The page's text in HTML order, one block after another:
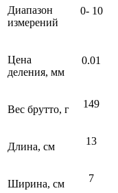
Диапазон
измерений
0- 10
Цена
деления, мм
0.01
Вес брутто, г 149
Длина, см 13
Ширина, см 7